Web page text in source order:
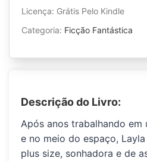
Licença: Grátis Pelo Kindle
Categoria: Ficção Fantástica
Descrição do Livro:
Após anos trabalhando em
e no meio do espaço,
plus size, sonhadora e de